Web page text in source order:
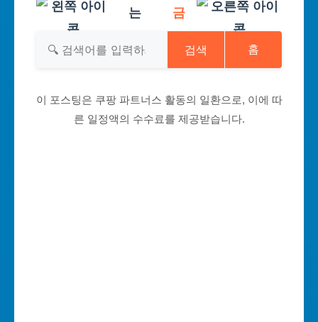
는
금
검색 홈
이 포스팅은 쿠팡 파트너스 활동의 일환으로, 이에 따
른 일정액의 수수료를 제공받습니다.